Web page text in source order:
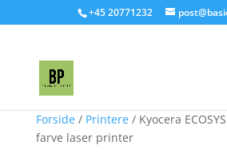
+45 20771232
Forside/ Printere/ Kyocera
farve laser printer